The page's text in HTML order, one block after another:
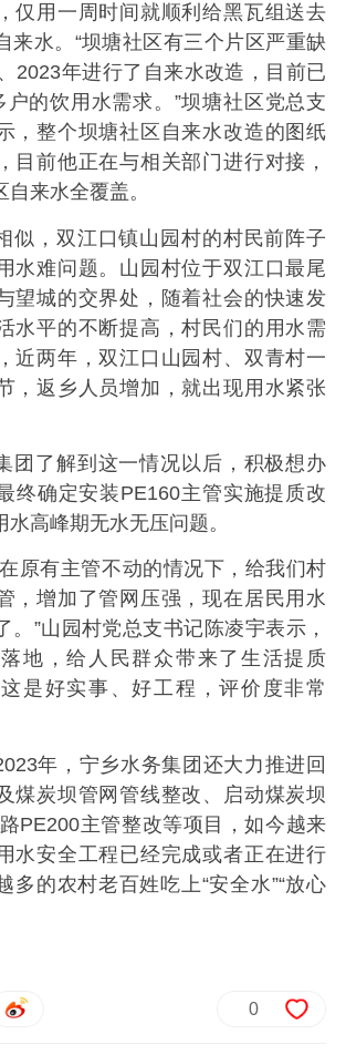
仅用一周时间就顺利给黑瓦组送去
来水。“坝塘社区有三个片区严重缺
2023年进行了自来水改造，目前已
户的饮用水需求。”坝塘社区党总支
，整个坝塘社区自来水改造的图纸
目前他正在与相关部门进行对接，
来水全覆盖。
似，双江口镇山园村的村民前阵子
水难问题。山园村位于双江口最尾
望城的交界处，随着社会的快速发
水平的不断提高，村民们的用水需
近两年，双江口山园村、双青村一
，返乡人员增加，就出现用水紧张
团了解到这一情况以后，积极想办
终确定安装PE160主管实施提质改
高峰期无水无压问题。
原有主管不动的情况下，给我们村
，增加了管网压强，现在居民用水
。”山园村党总支书记陈凌宇表示，
地，给人民群众带来了生活提质
是好实事、好工程，评价度非常
年，宁乡水务集团还大力推进回
煤炭坝管网管线整改、启动煤炭坝
PE200主管整改等项目，如今越来
水安全工程已经完成或者正在进行
多的农村老百姓吃上“安全水”“放心
0